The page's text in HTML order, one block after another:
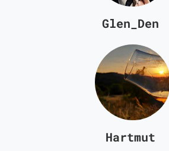
Glen_Den
Hartmut